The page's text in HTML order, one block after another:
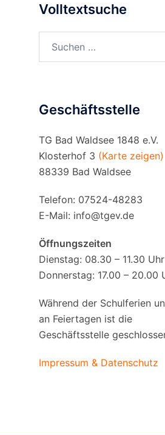
Volltextsuche
nach:
Geschäftsstelle
TG Bad Waldsee 1848 e.V.
Klosterhof 3 (Karte zeigen)
88339 Bad Waldsee
Telefon: 07524-48283
E-Mail: info@tgev.de
Öffnungszeiten
Dienstag: 08.30 – 11.30 Uhr
Donnerstag: 17.00 – 20.00
Während der Schulferien
an Feiertagen ist die
Geschäftsstelle
Impressum & Datenschutz